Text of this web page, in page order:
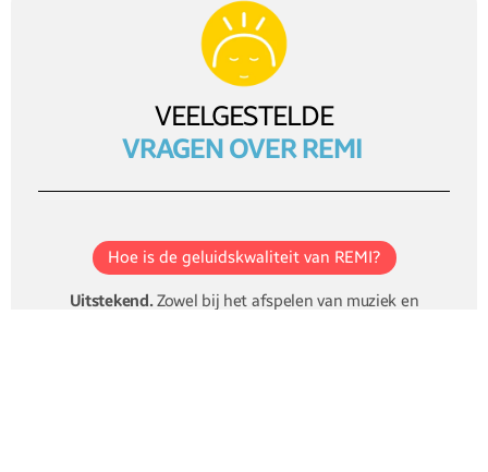
VEELGESTELDE
VRAGEN OVER REMI
Hoe is de geluidskwaliteit van REMI?
Uitstekend.Zowel bij het afspelen van muziek en